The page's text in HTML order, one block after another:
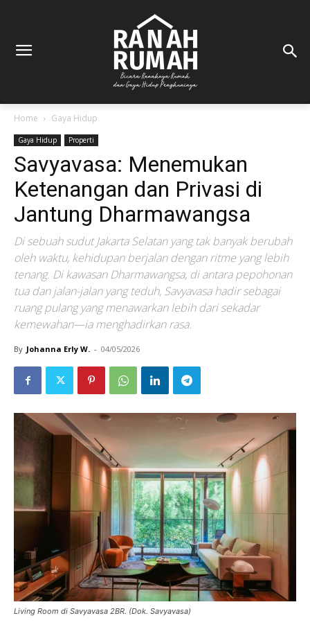
Home Gaya Hidup
Gaya Hidup Properti
Savyavasa: Menemukan
Ketenangan dan Privasi di
Jantung Dharmawangsa
Di sebuah sudut Jakarta Selatan yang tak banyak berubah
oleh waktu, kehidupan berjalan dengan ritme yang lebih
tenang. Di kawasan Dharmawangsa, di antara pepohonan
tua dan jalan-jalan yang teduh, Savyavasa hadir sebagai
ruang pulang yang menawarkan lebih dari sekadar
kemewahan—ia menghadirkan rasa.
By Johanna Erly W. - 04/05/2026
Living Room di Savyavasa 2BR. (Dok. Savyavasa)